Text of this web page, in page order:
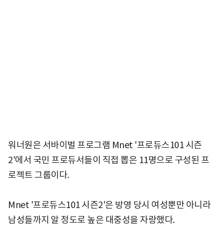
워너원은 서바이벌 프로그램 Mnet '프로듀스101 시즌
2'에서 국민 프로듀서들이 직접 뽑은 11명으로 구성된 프
로젝트 그룹이다.
Mnet '프로듀스101 시즌2'은 방영 당시 여성뿐만 아니라
남성들까지 알 정도로 높은 대중성을 자랑했다.